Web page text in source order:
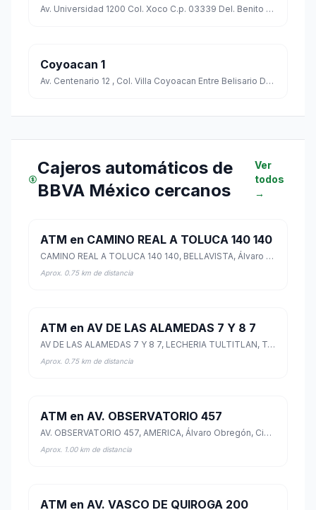
Av. Universidad 1200 Col. Xoco C.p. 03339 Del. Benito Juarez
Coyoacan 1
Av. Centenario 12 , Col. Villa Coyoacan Entre Belisario Dominguez Y Francisco Sosa Cp. 04100
Cajeros automáticos de
BBVA México cercanos
Ver
todos
→
ATM en CAMINO REAL A TOLUCA 140 140
CAMINO REAL A TOLUCA 140 140, BELLAVISTA, Álvaro Obregón, Ciudad de México
Aprox. 0.75 km de distancia
ATM en AV DE LAS ALAMEDAS 7 Y 8 7
AV DE LAS ALAMEDAS 7 Y 8 7, LECHERIA TULTITLAN, Tultitlán, México
Aprox. 0.75 km de distancia
ATM en AV. OBSERVATORIO 457
AV. OBSERVATORIO 457, AMERICA, Álvaro Obregón, Ciudad de México
Aprox. 1.00 km de distancia
ATM en AV. VASCO DE QUIROGA 200